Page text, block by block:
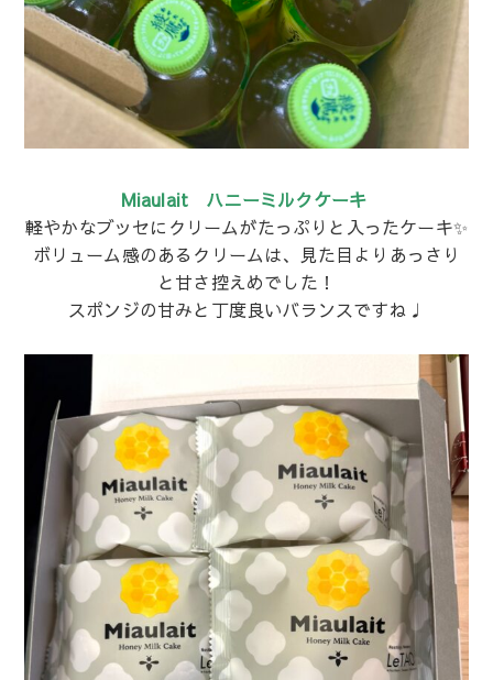
Miaulait ハニーミルクケーキ
軽やかなブッセにクリームがたっぷりと入ったケーキ✨
ボリューム感のあるクリームは、見た目よりあっさり
と甘さ控えめでした！
スポンジの甘みと丁度良いバランスですね♩